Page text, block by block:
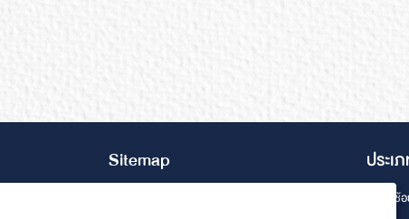
Sitemap ประเ
เฟสท์ ช้